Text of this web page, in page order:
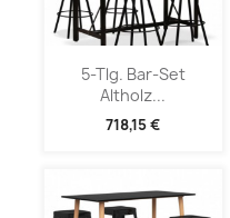
5-Tlg. Bar-Set
Altholz...
718,15 €